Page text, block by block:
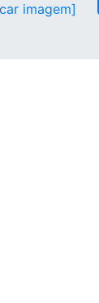
imagem]